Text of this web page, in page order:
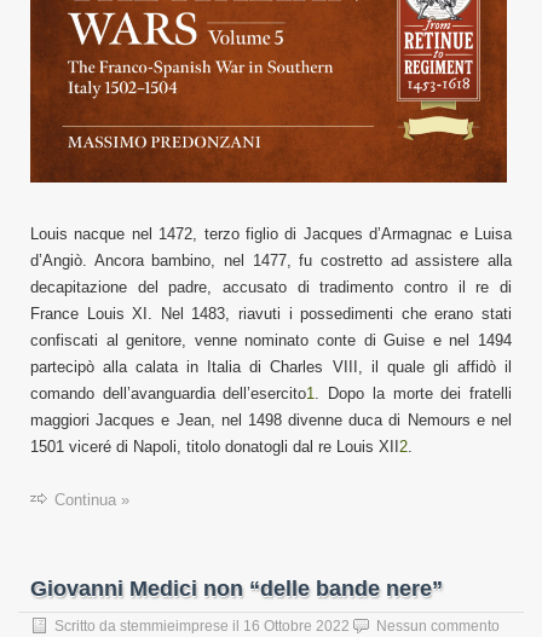
Louis nacque nel 1472, terzo figlio di Jacques d’Armagnac e Luisa
d’Angiò. Ancora bambino, nel 1477, fu costretto ad assistere alla
decapitazione del padre, accusato di tradimento contro il re di
France Louis XI. Nel 1483, riavuti i possedimenti che erano stati
confiscati al genitore, venne nominato conte di Guise e nel 1494
partecipò alla calata in Italia di Charles VIII, il quale gli affidò il
comando dell’avanguardia dell’esercito1. Dopo la morte dei fratelli
maggiori Jacques e Jean, nel 1498 divenne duca di Nemours e nel
1501 viceré di Napoli, titolo donatogli dal re Louis XII 2.
Continua »
Giovanni Medici non “delle bande nere”
Scritto da stemmieimprese il 16 Ottobre 2022 Nessun commento